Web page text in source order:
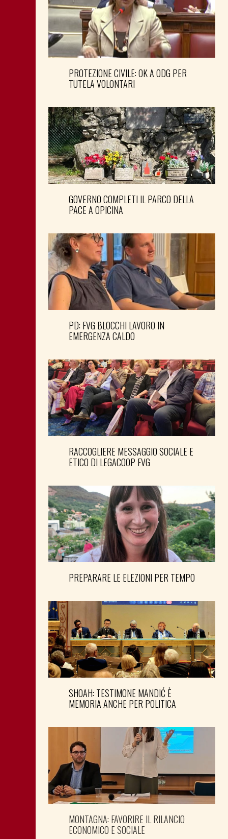
PROTEZIONE CIVILE: OK A ODG PER
TUTELA VOLONTARI
GOVERNO COMPLETI IL PARCO DELLA
PACE A OPICINA
PD: FVG BLOCCHI LAVORO IN
EMERGENZA CALDO
RACCOGLIERE MESSAGGIO SOCIALE E
ETICO DI LEGACOOP FVG
PREPARARE LE ELEZIONI PER TEMPO
SHOAH: TESTIMONE MANDIĆ È
MEMORIA ANCHE PER POLITICA
MONTAGNA: FAVORIRE IL RILANCIO
ECONOMICO E SOCIALE